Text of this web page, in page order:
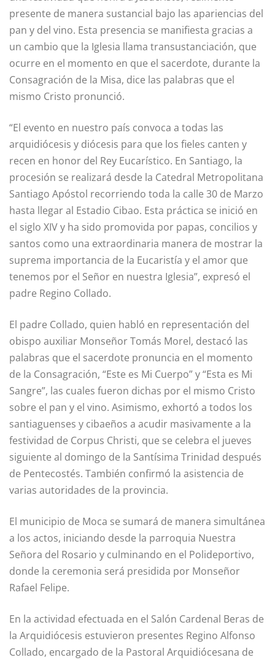
presente de manera sustancial bajo las apariencias del
pan y del vino. Esta presencia se manifiesta gracias a
un cambio que la Iglesia llama transustanciación, que
ocurre en el momento en que el sacerdote, durante la
Consagración de la Misa, dice las palabras que el
mismo Cristo pronunció.
“El evento en nuestro país convoca a todas las
arquidiócesis y diócesis para que los fieles canten y
recen en honor del Rey Eucarístico. En Santiago, la
procesión se realizará desde la Catedral Metropolitana
Santiago Apóstol recorriendo toda la calle 30 de Marzo
hasta llegar al Estadio Cibao. Esta práctica se inició en
el siglo XIV y ha sido promovida por papas, concilios y
santos como una extraordinaria manera de mostrar la
suprema importancia de la Eucaristía y el amor que
tenemos por el Señor en nuestra Iglesia”, expresó el
padre Regino Collado.
El padre Collado, quien habló en representación del
obispo auxiliar Monseñor Tomás Morel, destacó las
palabras que el sacerdote pronuncia en el momento
de la Consagración, “Este es Mi Cuerpo” y “Esta es Mi
Sangre”, las cuales fueron dichas por el mismo Cristo
sobre el pan y el vino. Asimismo, exhortó a todos los
santiaguenses y cibaeños a acudir masivamente a la
festividad de Corpus Christi, que se celebra el jueves
siguiente al domingo de la Santísima Trinidad después
de Pentecostés. También confirmó la asistencia de
varias autoridades de la provincia.
El municipio de Moca se sumará de manera simultánea
a los actos, iniciando desde la parroquia Nuestra
Señora del Rosario y culminando en el Polideportivo,
donde la ceremonia será presidida por Monseñor
Rafael Felipe.
En la actividad efectuada en el Salón Cardenal Beras de
la Arquidiócesis estuvieron presentes Regino Alfonso
Collado, encargado de la Pastoral Arquidiócesana de